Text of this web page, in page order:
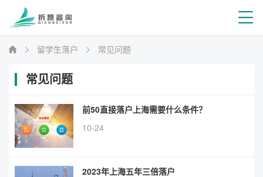
留学生落户 常见问题
常见问题
前50直接落户上海需要什么条件？
10-24
2023年上海五年三倍落户